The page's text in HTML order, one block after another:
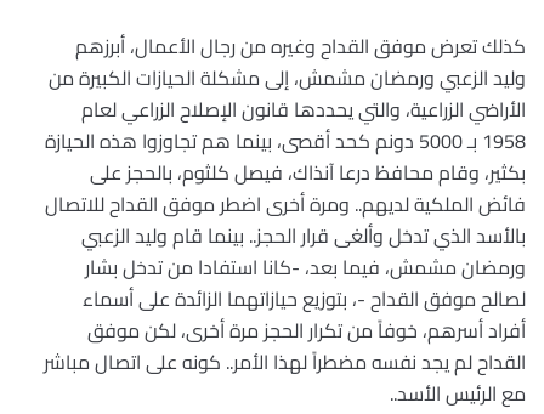
كذلك تعرض موفق القداح وغيره من رجال الأعمال، أبرزهم
وليد الزعبي ورمضان مشمش، إلى مشكلة الحيازات الكبيرة من
الأراضي الزراعية، والتي يحددها قانون الإصلاح الزراعي لعام
1958 بـ 5000 دونم كحد أقصى، بينما هم تجاوزوا هذه الحيازة
بكثير، وقام محافظ درعا آنذاك، فيصل كلثوم، بالحجز على
فائض الملكية لديهم.. ومرة أخرى اضطر موفق القداح للاتصال
بالأسد الذي تدخل وألغى قرار الحجز.. بينما قام وليد الزعبي
ورمضان مشمش، فيما بعد، -كانا استفادا من تدخل بشار
لصالح موفق القداح -، بتوزيع حيازاتهما الزائدة على أسماء
أفراد أسرهم، خوفاً من تكرار الحجز مرة أخرى، لكن موفق
القداح لم يجد نفسه مضطراً لهذا الأمر.. كونه على اتصال مباشر
مع الرئيس الأسد..